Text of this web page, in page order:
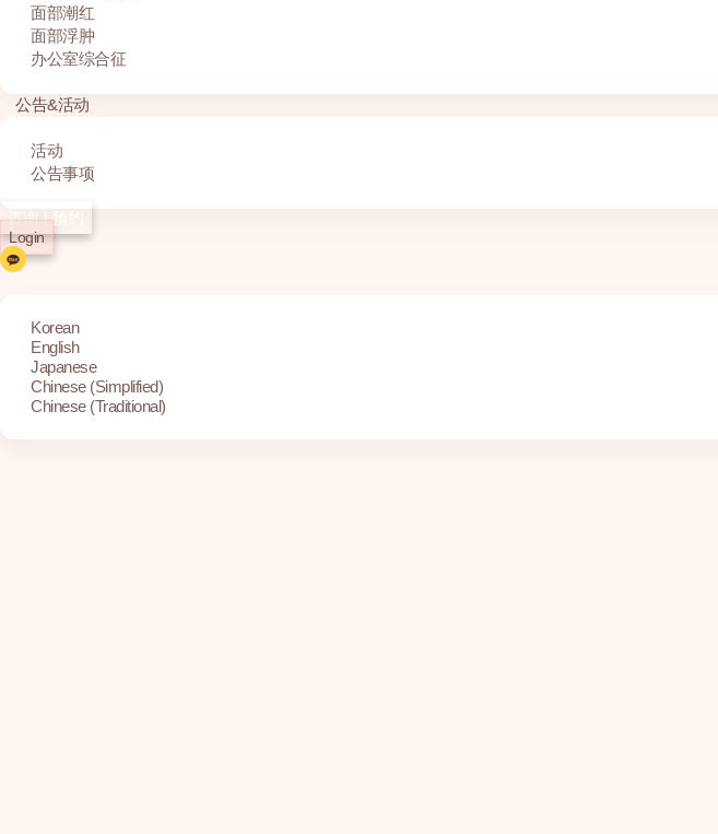
面部潮红
面部浮肿
办公室综合征
公告&活动
活动
公告事项
咨询 | 预约
Login
Korean
English
Japanese
Chinese (Simplified)
Chinese (Traditional)